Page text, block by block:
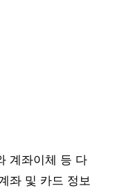
계좌이체 등 다
좌 및 카드 정보